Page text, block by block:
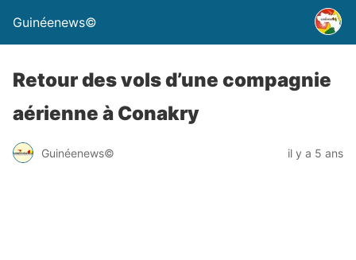
Guinéenews©
Retour des vols d’une compagnie
aérienne à Conakry
Guinéenews© il y a 5 ans